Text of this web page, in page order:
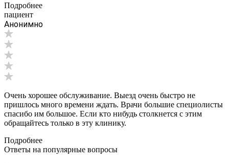
Подробнее
пациент
Анонимно
Очень хорошее обслуживание. Выезд очень быстро не
пришлось много времени ждать. Врачи большие специолисты
спасибо им большое. Если кто нибудь столкнется с этим
обращайтесь только в эту клинику.
Подробнее
Ответы на популярные вопросы